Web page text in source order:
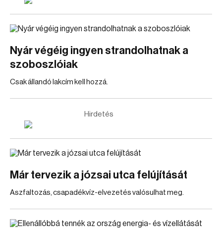
Nyár végéig ingyen strandolhatnak a
szoboszlóiak
Csak állandó lakcím kell hozzá.
Hirdetés
Már tervezik a józsai utca felújítását
Aszfaltozás, csapadékvíz-elvezetés valósulhat meg.